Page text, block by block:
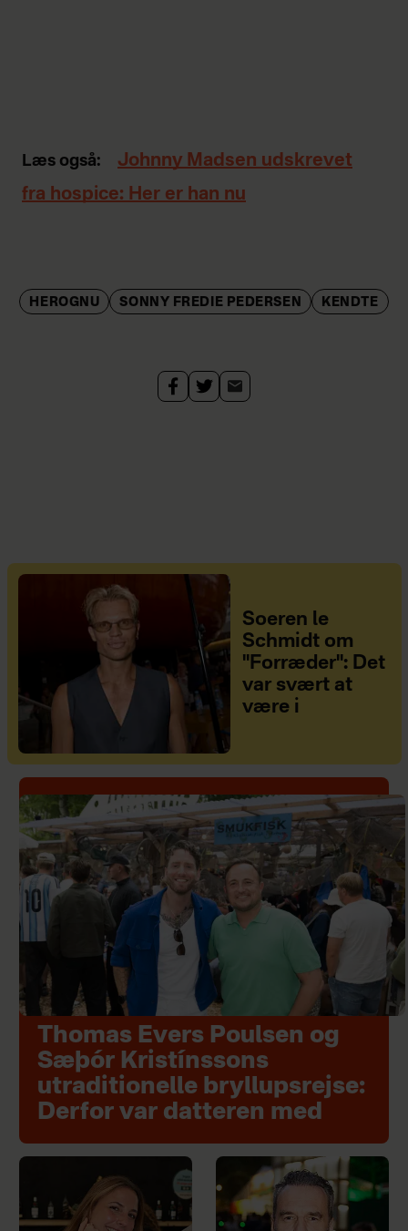
Læs også:
Johnny Madsen udskrevet
fra hospice: Her er han nu
HEROGNU SONNY FREDIE PEDERSEN KENDTE
Soeren le
Schmidt om
"Forræder": Det
var svært at
være i
Thomas Evers Poulsen og
Sæþór Kristínssons
utraditionelle bryllupsrejse:
Derfor var datteren med